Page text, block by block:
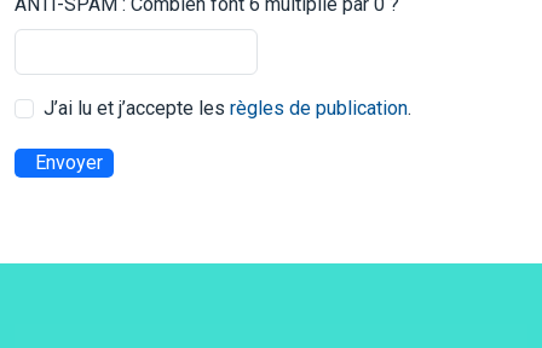
J’ai lu et j’accepte les règles de publication.
Envoyer